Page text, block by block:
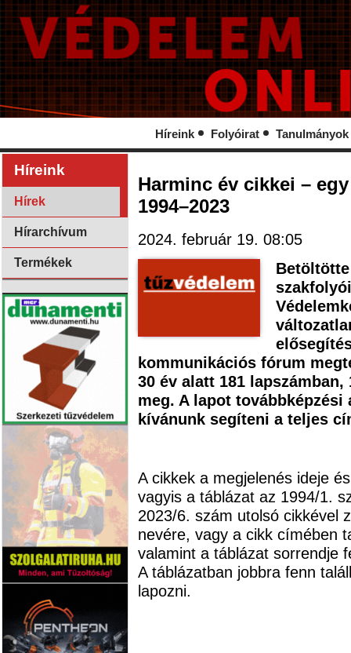
Híreink Folyóirat Tanulmányok
Híreink
Hírek
Hírarchívum
Termékek
Harminc év cikkei –
1994–2023
2024. február 19. 08:05
kommunikációs fórum
30 év alatt 181
meg. A lapot
kívánunk segíteni a teljes
A cikkek a megjelenés ideje
vagyis a táblázat az 1994/1.
2023/6. szám utolsó cikkével
nevére, vagy a cikk címében
valamint a táblázat sorrendje
A táblázatban jobbra fenn
lapozni.